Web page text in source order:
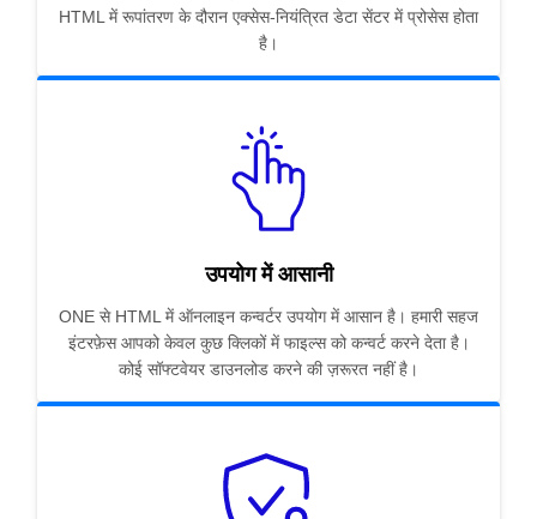
HTML में रूपांतरण के दौरान एक्सेस-नियंत्रित डेटा सेंटर में प्रोसेस होता
है।
उपयोग में आसानी
ONE से HTML में ऑनलाइन कन्वर्टर उपयोग में आसान है। हमारी सहज
इंटरफ़ेस आपको केवल कुछ क्लिकों में फाइल्स को कन्वर्ट करने देता है।
कोई सॉफ्टवेयर डाउनलोड करने की ज़रूरत नहीं है।